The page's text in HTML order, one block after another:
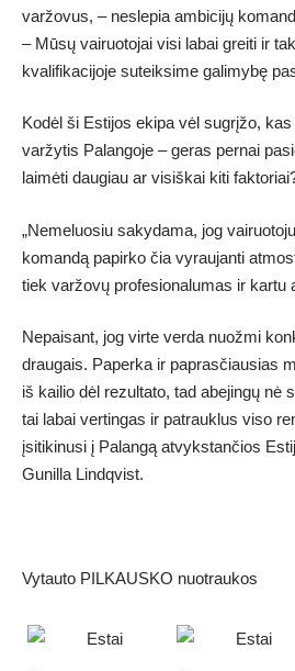
varžovus, – neslepia ambicijų
– Mūsų vairuotojai visi labai greiti ir
kvalifikacijoje suteiksime galimybę
Kodėl ši Estijos ekipa vėl sugrįžo,
varžytis Palangoje – geras pernai
laimėti daugiau ar visiškai kiti
„Nemeluosiu sakydama, jog
komandą papirko čia vyraujanti
tiek varžovų profesionalumas ir kartu
Nepaisant, jog virte verda nuožmi
draugais. Paperka ir paprasčiausias
iš kailio dėl rezultato, tad abejingų nė
tai labai vertingas ir patrauklus viso
įsitikinusi į Palangą atvykstančios
Gunilla Lindqvist.
Vytauto PILKAUSKO nuotraukos